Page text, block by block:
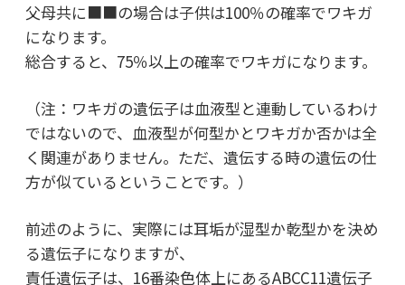
父母共に■■の場合は子供は100％の確率でワキガ
になります。
総合すると、75％以上の確率でワキガになります。
（注：ワキガの遺伝子は血液型と連動しているわけ
ではないので、血液型が何型かとワキガか否かは全
く関連がありません。ただ、遺伝する時の遺伝の仕
方が似ているということです。）
前述のように、実際には耳垢が湿型か乾型かを決め
る遺伝子になりますが、
責任遺伝子は、16番染色体上にあるABCC11遺伝子